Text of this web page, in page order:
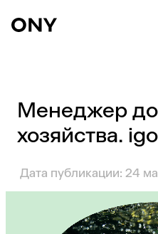
Менеджер
хозяйства.
Дата публикации: 24